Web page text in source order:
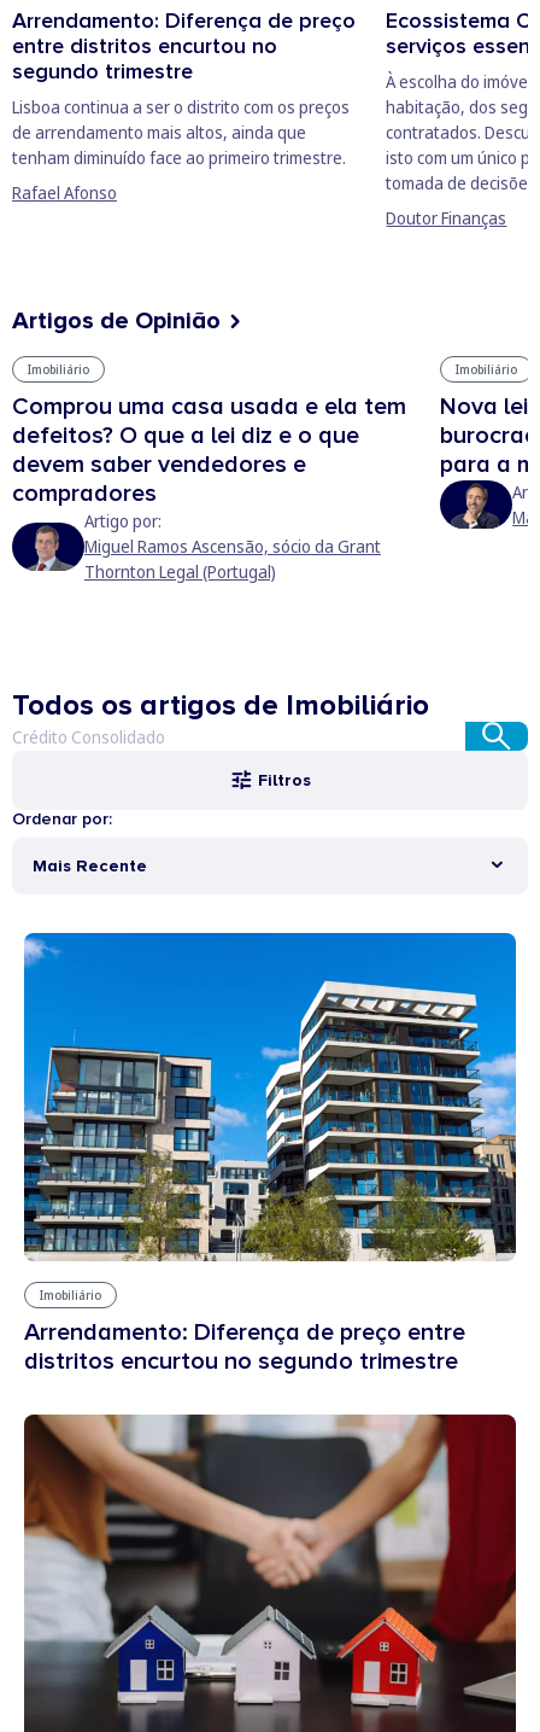
Arrendamento: Diferença de preço
entre distritos encurtou no
segundo trimestre
Lisboa continua a ser o distrito com os preços
de arrendamento mais altos, ainda que
tenham diminuído face ao primeiro trimestre.
Rafael Afonso
Ecossistema
serviços
À escolha do
habitação, dos
contratados.
isto com um único
tomada de decisões.
Doutor Finanças
Artigos de Opinião
Imobiliário
Comprou uma casa usada e ela tem
defeitos? O que a lei diz e o que
devem saber vendedores e
compradores
Artigo por:
Miguel Ramos Ascensão, sócio da Grant
Thornton Legal (Portugal)
Imobiliário
Nova lei
para a
Todos os artigos de Imobiliário
Filtros
Ordenar por:
Mais Recente
Imobiliário
Arrendamento: Diferença de preço entre
distritos encurtou no segundo trimestre